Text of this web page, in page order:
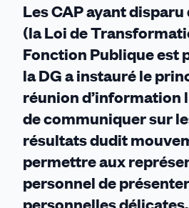
Les CAP ayant
(la Loi de
Fonction Publique est
la DG a instauré le
réunion d’information
de communiquer sur
résultats dudit
permettre aux
personnel de